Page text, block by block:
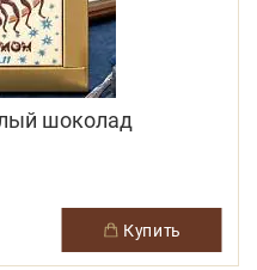
шоколад
купить